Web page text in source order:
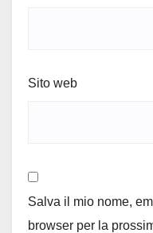
Sito web
Salva il mio nome,
browser per la